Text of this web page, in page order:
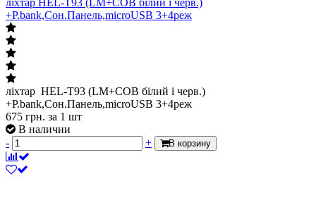
+P.bank,Сон.Панель,microUSB 3+4реж
ліхтар HEL-T93 (LM+COB білий і черв.)
+P.bank,Сон.Панель,microUSB 3+4реж
675 грн. за 1 шт
В наличии
-
+ В корзину